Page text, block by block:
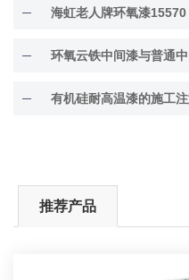
有机硅耐高温漆的施工
推荐产品